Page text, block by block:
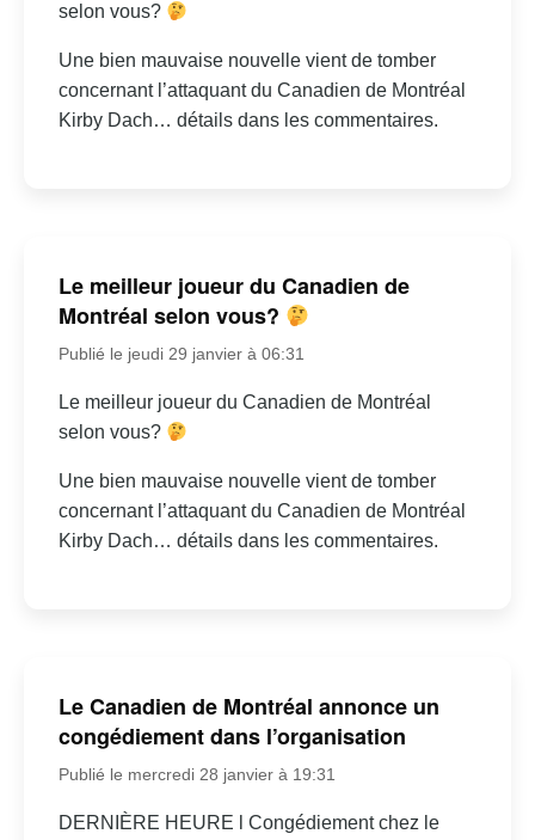
selon vous?
Une bien mauvaise nouvelle vient de tomber
concernant l’attaquant du Canadien de Montréal
Kirby Dach… détails dans les commentaires.
Le meilleur joueur du Canadien de
Montréal selon vous?
Publié le jeudi 29 janvier à 06:31
Le meilleur joueur du Canadien de Montréal
selon vous?
Une bien mauvaise nouvelle vient de tomber
concernant l’attaquant du Canadien de Montréal
Kirby Dach… détails dans les commentaires.
Le Canadien de Montréal annonce un
congédiement dans l’organisation
Publié le mercredi 28 janvier à 19:31
DERNIÈRE HEURE l Congédiement chez le